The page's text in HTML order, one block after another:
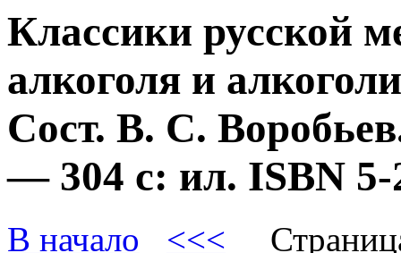
Классики русской
алкоголя и
Сост. В. С.
— 304 с: ил. ISBN
В начало <<<